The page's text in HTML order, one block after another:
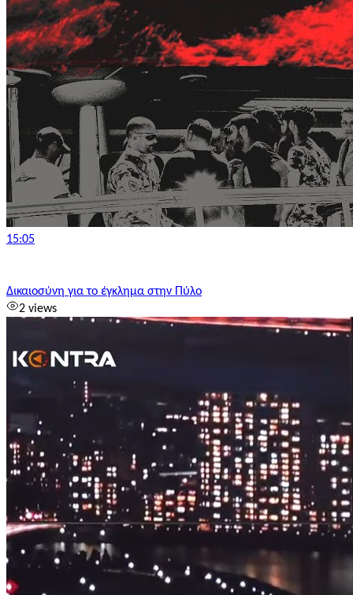
15:05
Δικαιοσύνη για το έγκλημα στην Πύλο
2 views